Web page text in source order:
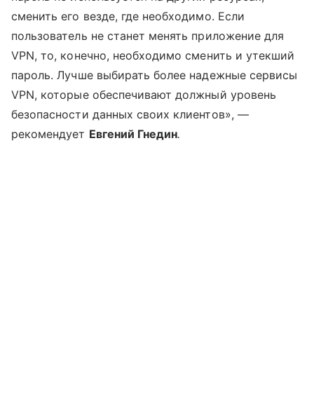
сменить его везде, где необходимо. Если
пользователь не станет менять приложение для
VPN, то, конечно, необходимо сменить и утекший
пароль. Лучше выбирать более надежные сервисы
VPN, которые обеспечивают должный уровень
безопасности данных своих клиентов», —
рекомендует Евгений Гнедин.